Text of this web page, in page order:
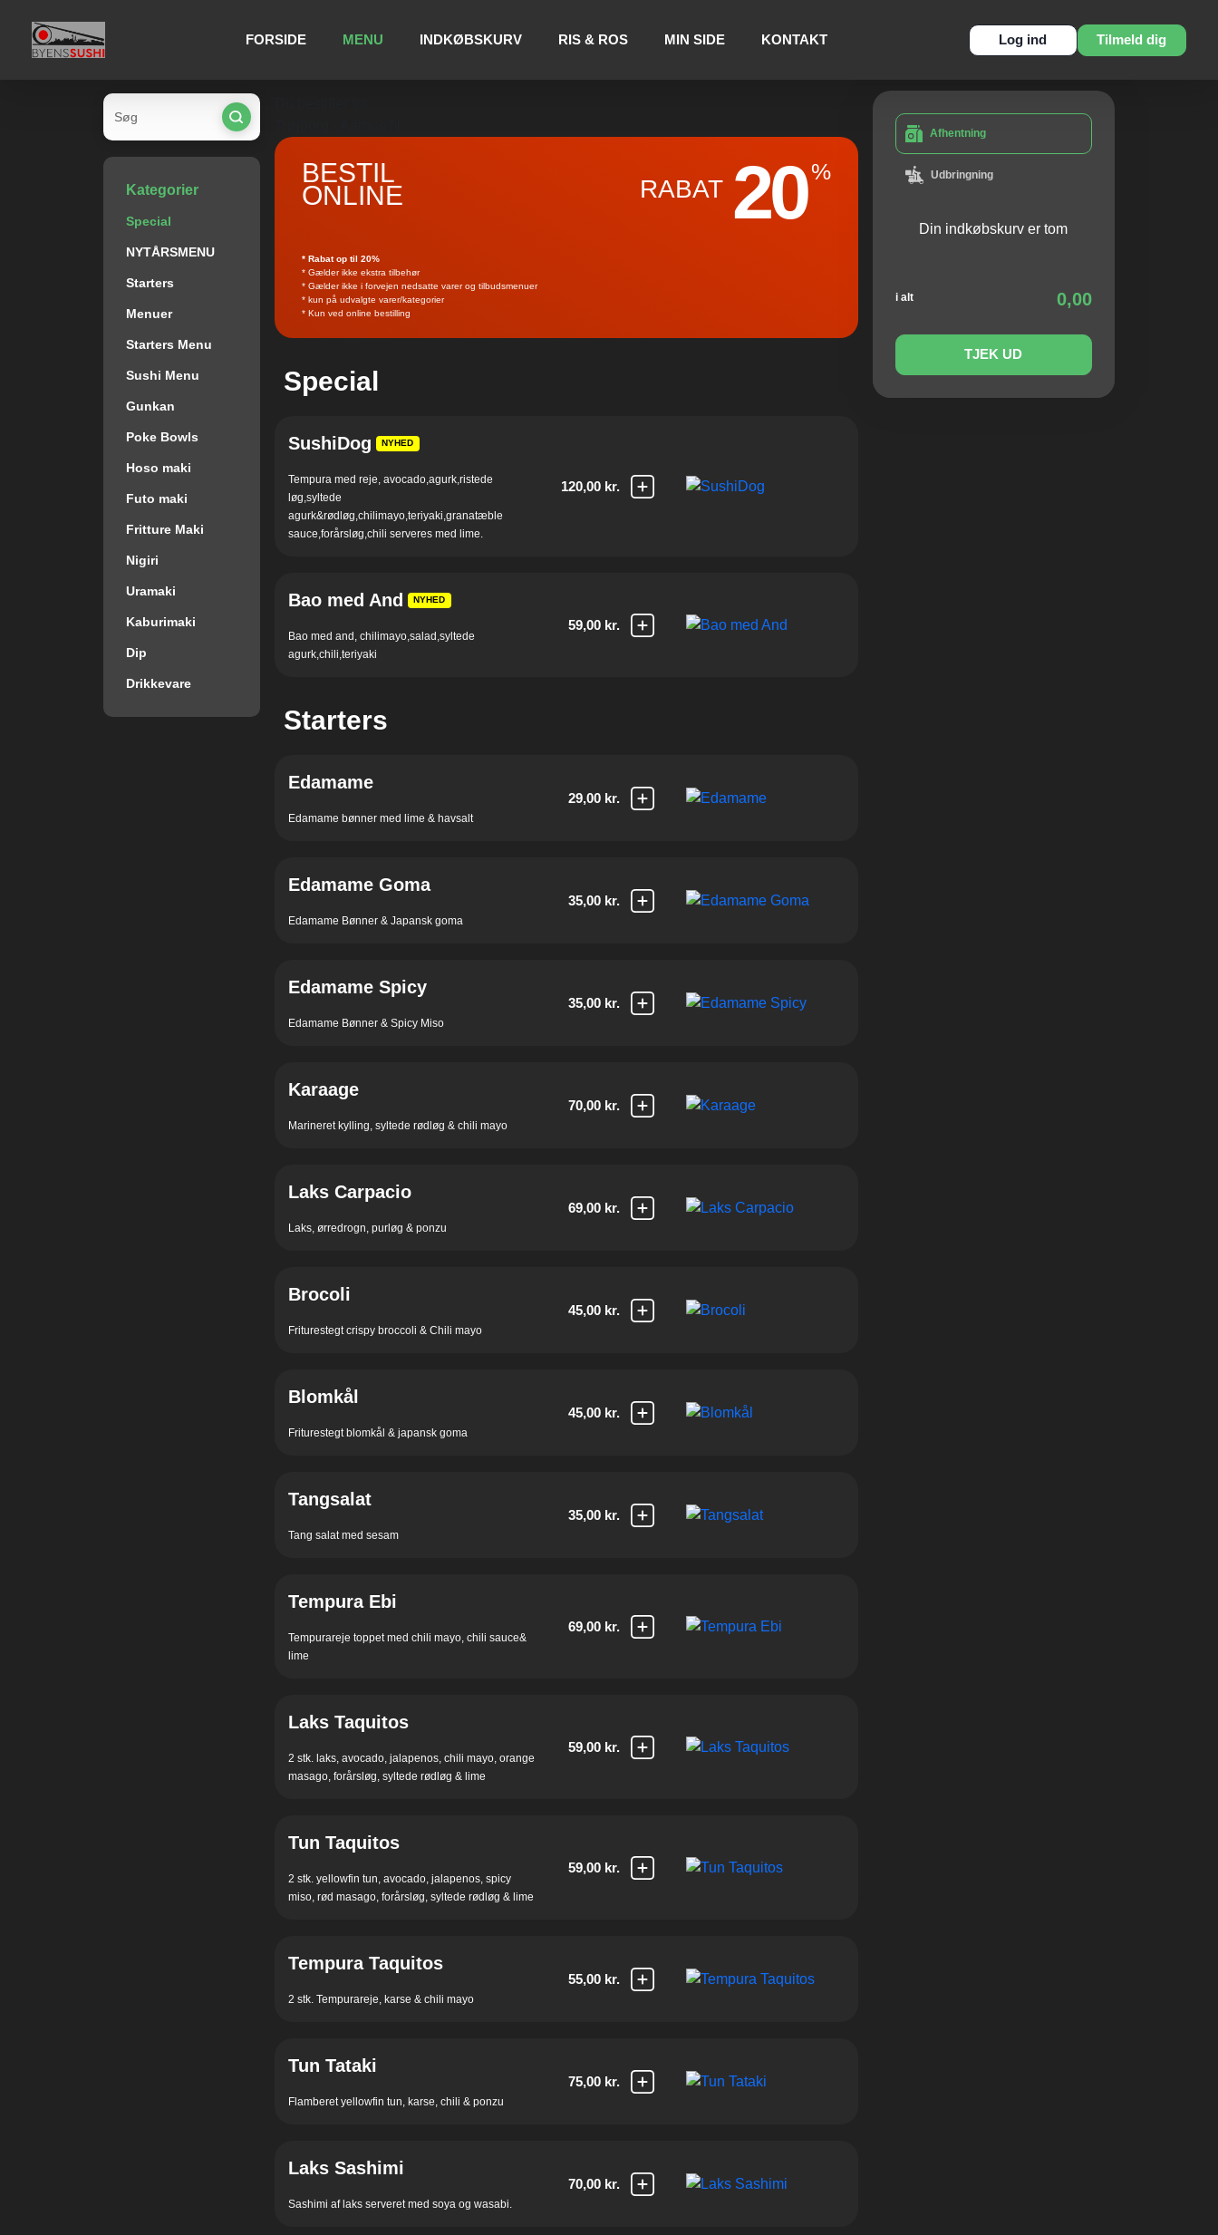
FORSIDE MENU INDKØBSKURV RIS & ROS MIN SIDE KONTAKT Log ind Tilmeld dig
Kategorier
Special
NYTÅRSMENU
Starters
Menuer
Starters Menu
Sushi Menu
Gunkan
Poke Bowls
Hoso maki
Futo maki
Fritture Maki
Nigiri
Uramaki
Kaburimaki
Dip
Drikkevare
BESTIL
ONLINE RABAT 20 %
* Rabat op til 20%
* Gælder ikke ekstra tilbehør
* Gælder ikke i forvejen nedsatte varer og tilbudsmenuer
* kun på udvalgte varer/kategorier
* Kun ved online bestilling
Special
SushiDog NYHED
Tempura med reje, avocado,agurk,ristede
løg,syltede
agurk&rødløg,chilimayo,teriyaki,granatæble
sauce,forårsløg,chili serveres med lime.
120,00 kr.
Bao med And NYHED
Bao med and, chilimayo,salad,syltede
agurk,chili,teriyaki
59,00 kr.
Starters
Edamame
Edamame bønner med lime & havsalt
29,00 kr.
Edamame Goma
Edamame Bønner & Japansk goma
35,00 kr.
Edamame Spicy
Edamame Bønner & Spicy Miso
35,00 kr.
Karaage
Marineret kylling, syltede rødløg & chili mayo
70,00 kr.
Laks Carpacio
Laks, ørredrogn, purløg & ponzu
69,00 kr.
Brocoli
Friturestegt crispy broccoli & Chili mayo
45,00 kr.
Blomkål
Friturestegt blomkål & japansk goma
45,00 kr.
Tangsalat
Tang salat med sesam
35,00 kr.
Tempura Ebi
Tempurareje toppet med chili mayo, chili sauce&
lime
69,00 kr.
Laks Taquitos
2 stk. laks, avocado, jalapenos, chili mayo, orange
masago, forårsløg, syltede rødløg & lime
59,00 kr.
Tun Taquitos
2 stk. yellowfin tun, avocado, jalapenos, spicy
miso, rød masago, forårsløg, syltede rødløg & lime
59,00 kr.
Tempura Taquitos
2 stk. Tempurareje, karse & chili mayo
55,00 kr.
Tun Tataki
Flamberet yellowfin tun, karse, chili & ponzu
75,00 kr.
Laks Sashimi
Sashimi af laks serveret med soya og wasabi.
70,00 kr.
Afhentning
Udbringning
Din indkøbskurv er tom
i alt 0,00
TJEK UD